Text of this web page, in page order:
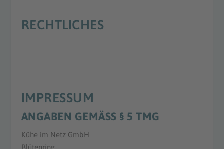
RECHTLICHES
IMPRESSUM
ANGABEN GEMÄSS § 5 TMG
Kühe im Netz GmbH
Blütenring